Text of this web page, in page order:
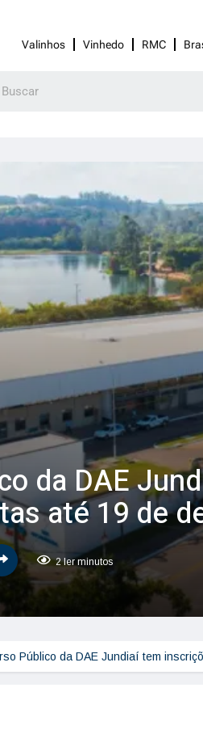
Valinhos Vinhedo RMC
da DAE
até 19 de
2 ler minutos
Público da DAE Jundiaí tem